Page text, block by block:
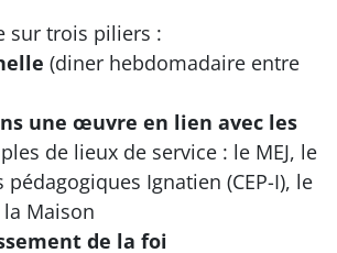
sur trois piliers :
(diner hebdomadaire entre
une œuvre en lien avec les
de lieux de service : le MEJ, le
pédagogiques Ignatien (CEP-I), le
la Maison
de la foi